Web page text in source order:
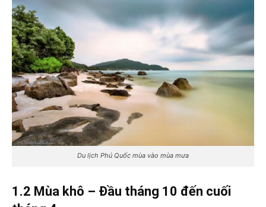
Du lịch Phú Quốc mùa vào mùa mưa
1.2 Mùa khô – Đầu tháng 10 đến cuối